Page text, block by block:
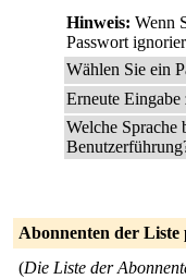
Hinweis: Wenn
Passwort
Wählen Sie ein
Erneute
Welche Sprache
Abonnenten der Liste
(Die Liste der